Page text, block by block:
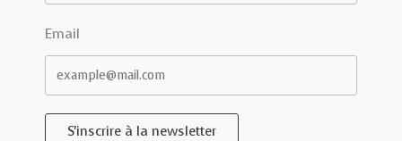
Email
S'inscrire à la newsletter